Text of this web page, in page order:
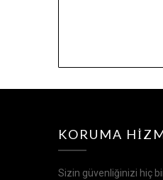
KORUMA
Sizin güvenliğinizi hiç